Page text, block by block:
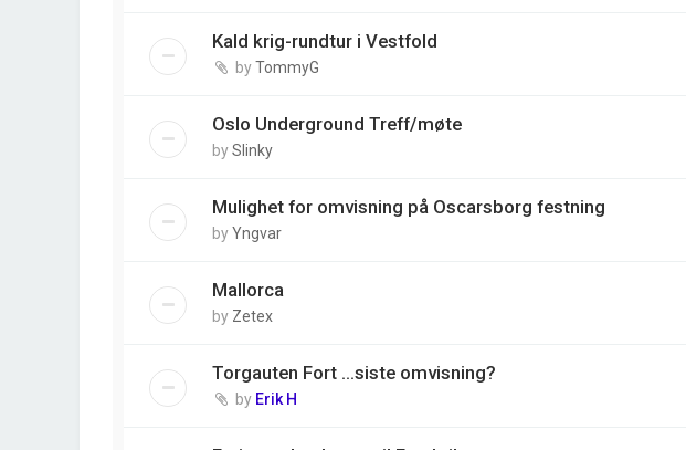
Kald krig-rundtur i Vestfold
byTommyG
Oslo Underground Treff/møte
bySlinky
Mulighet for omvisning på Oscarsborg festning
byYngvar
Mallorca
by Zetex
Torgauten Fort ...siste omvisning?
by Erik H